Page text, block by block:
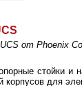
от Phoenix
стойки и
для